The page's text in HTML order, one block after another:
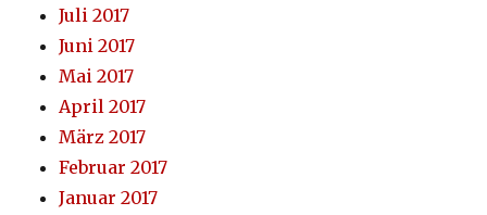
Juli 2017
Juni 2017
Mai 2017
April 2017
März 2017
Februar 2017
Januar 2017